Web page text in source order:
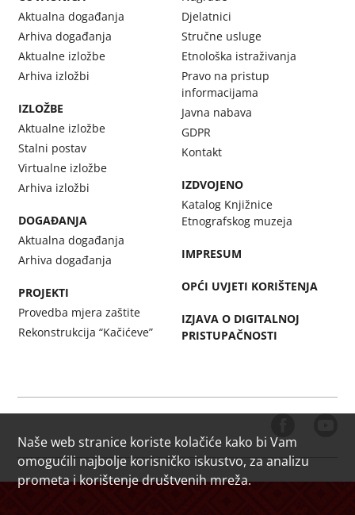
Aktualna događanja
Arhiva događanja
Aktualne izložbe
Arhiva izložbi
IZLOŽBE
Aktualne izložbe
Stalni postav
Virtualne izložbe
Arhiva izložbi
DOGAĐANJA
Aktualna događanja
Arhiva događanja
PROJEKTI
Provedba mjera zaštite
Rekonstrukcija “Kačićeve”
Djelatnici
Stručne usluge
Etnološka istraživanja
Pravo na pristup
informacijama
Javna nabava
GDPR
Kontakt
IZDVOJENO
Katalog Knjižnice
Etnografskog muzeja
IMPRESUM
OPĆI UVJETI KORIŠTENJA
IZJAVA O DIGITALNOJ
PRISTUPAČNOSTI
Naše web stranice koriste kolačiće kako bi Vam
omogućili najbolje korisničko iskustvo, za analizu
prometa i korištenje društvenih mreža.